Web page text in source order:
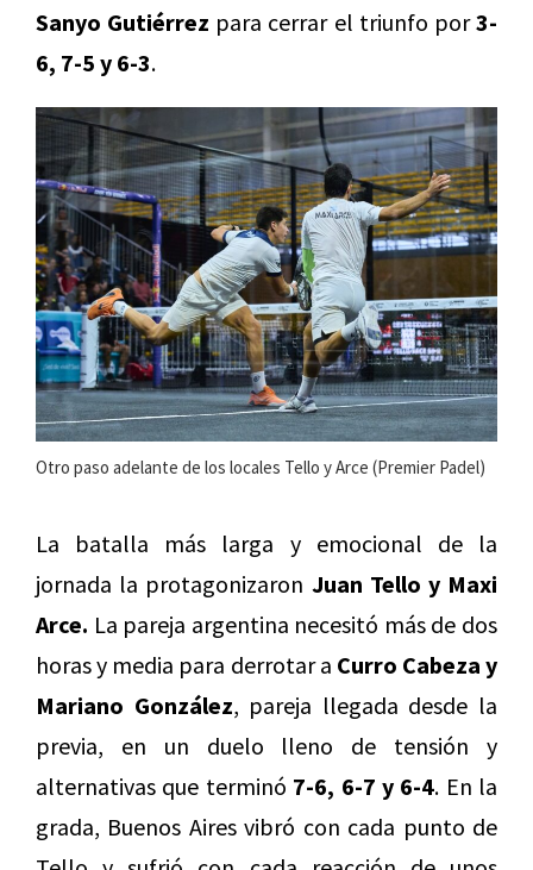
Sanyo Gutiérrez para cerrar el triunfo por3-
6, 7-5 y 6-3.
Otro paso adelante de los locales Tello y Arce (Premier Padel)
La batalla más larga y emocional de la
jornada la protagonizaron Juan Tello y Maxi
Arce. La pareja argentina necesitó más de dos
horas y media para derrotar a Curro Cabeza y
Mariano González, pareja llegada desde la
previa, en un duelo lleno de tensión y
alternativas que terminó 7-6, 6-7 y 6-4. En la
grada, Buenos Aires vibró con cada punto de